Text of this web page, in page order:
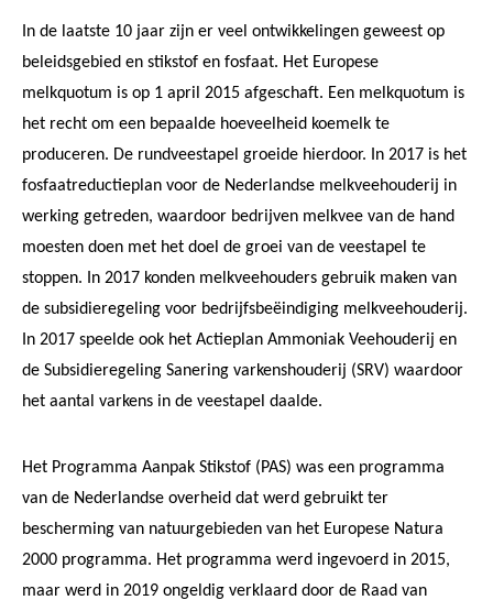
In de laatste 10 jaar zijn er veel ontwikkelingen geweest op
beleidsgebied en stikstof en fosfaat. Het Europese
melkquotum is op 1 april 2015 afgeschaft. Een melkquotum is
het recht om een bepaalde hoeveelheid koemelk te
produceren. De rundveestapel groeide hierdoor. In 2017 is het
fosfaatreductieplan voor de Nederlandse melkveehouderij in
werking getreden, waardoor bedrijven melkvee van de hand
moesten doen met het doel de groei van de veestapel te
stoppen. In 2017 konden melkveehouders gebruik maken van
de subsidieregeling voor bedrijfsbeëindiging melkveehouderij.
In 2017 speelde ook het Actieplan Ammoniak Veehouderij en
de Subsidieregeling Sanering varkenshouderij (SRV) waardoor
het aantal varkens in de veestapel daalde.
Het Programma Aanpak Stikstof (PAS) was een programma
van de Nederlandse overheid dat werd gebruikt ter
bescherming van natuurgebieden van het Europese Natura
2000 programma. Het programma werd ingevoerd in 2015,
maar werd in 2019 ongeldig verklaard door de Raad van